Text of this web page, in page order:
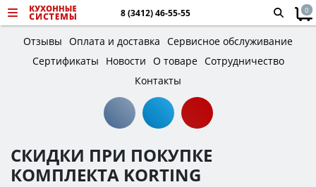
8 (3412) 46-55-55 0
Отзывы Оплата и доставка Сервисное обслуживание
Сертификаты
Новости О товаре Сотрудничество
Контакты
СКИДКИ ПРИ ПОКУПКЕ
КОМПЛЕКТА KORTING